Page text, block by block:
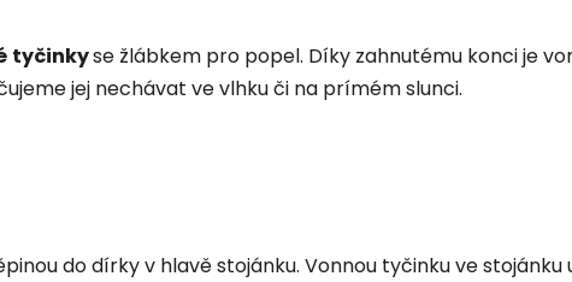
tyčinkyse žlábkem pro popel. Díky zahnutému konci je
jej nechávat ve vlhku či na prímém slunci.
do dírky v hlavě stojánku. Vonnou tyčinku ve